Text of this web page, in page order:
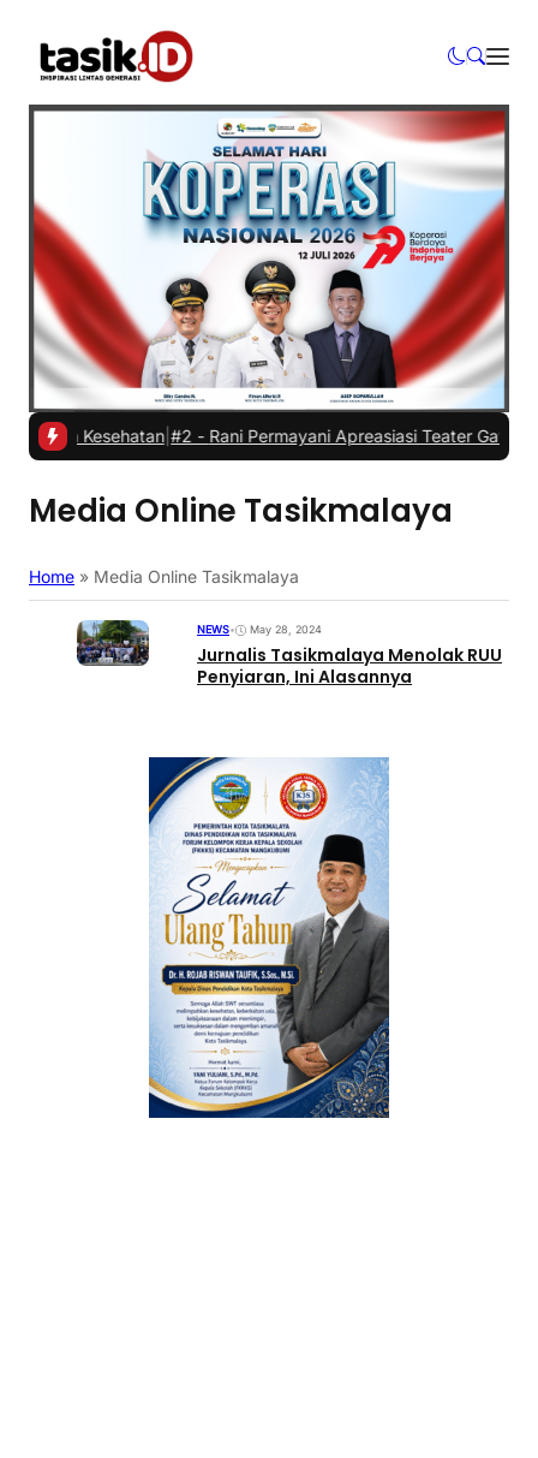
Kesehatan|#2 -Rani Permayani Apreasiasi Teater Gawe
Media Online Tasikmalaya
Home » Media Online Tasikmalaya
NEWS• May 28, 2024
Jurnalis Tasikmalaya Menolak RUU
Penyiaran, Ini Alasannya